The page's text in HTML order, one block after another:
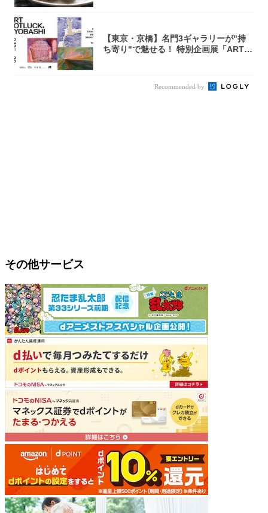
【東京・京橋】名門3ギャラリーが"持
ち寄り"で魅せる！ 特別企画展「ART P
Recommended by
その他サービス